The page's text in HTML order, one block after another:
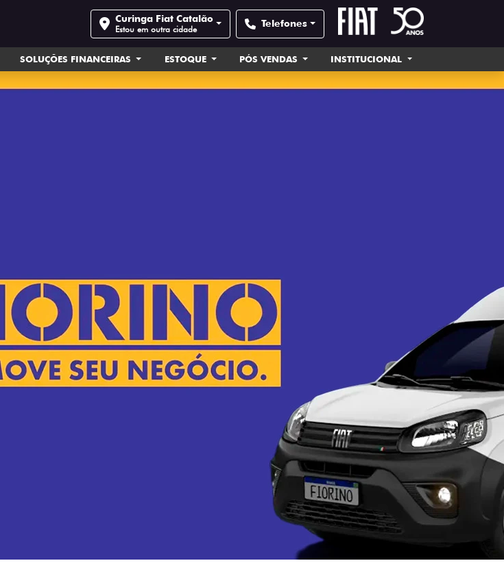
Curinga Fiat Catalão
Estou em outra cidade Telefones
SOLUÇÕES FINANCEIRAS ESTOQUE PÓS VENDAS INSTITUCIONAL